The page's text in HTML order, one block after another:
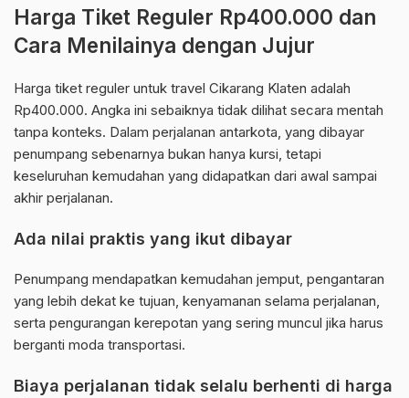
Harga Tiket Reguler Rp400.000 dan
Cara Menilainya dengan Jujur
Harga tiket reguler untuk travel Cikarang Klaten adalah
Rp400.000. Angka ini sebaiknya tidak dilihat secara mentah
tanpa konteks. Dalam perjalanan antarkota, yang dibayar
penumpang sebenarnya bukan hanya kursi, tetapi
keseluruhan kemudahan yang didapatkan dari awal sampai
akhir perjalanan.
Ada nilai praktis yang ikut dibayar
Penumpang mendapatkan kemudahan jemput, pengantaran
yang lebih dekat ke tujuan, kenyamanan selama perjalanan,
serta pengurangan kerepotan yang sering muncul jika harus
berganti moda transportasi.
Biaya perjalanan tidak selalu berhenti di harga